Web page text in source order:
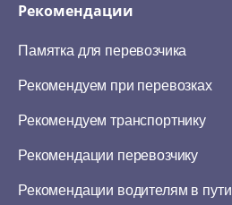
Рекомендации
Памятка для перевозчика
Рекомендуем при перевозках
Рекомендуем транспортнику
Рекомендации перевозчику
Рекомендации водителям в пути